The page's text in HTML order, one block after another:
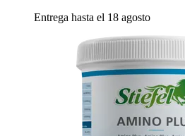
Entrega hasta el 18 agosto